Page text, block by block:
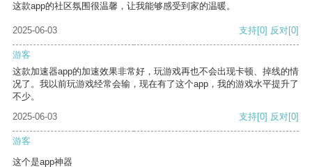
这款app的社区氛围很温馨，让我能够感受到家的温暖。
2025-06-03 支持[0] 反对[0]
游客
这款加速器app的加速效果非常好，玩游戏再也不会出现卡顿、掉线的情
况了。我以前玩游戏经常会输，现在有了这个app，我的游戏水平提升了
不少。
2025-06-03
支持[0] 反对[0]
游客
这个是app神器